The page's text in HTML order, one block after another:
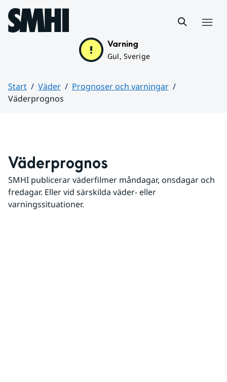
Hoppa till sidans innehåll
Varning
Gul, Sverige
Start Väder
Prognoser och varningar
Väderprognos
Väderprognos
SMHI publicerar väderfilmer måndagar, onsdagar och
fredagar. Eller vid särskilda väder- eller
varningssituationer.